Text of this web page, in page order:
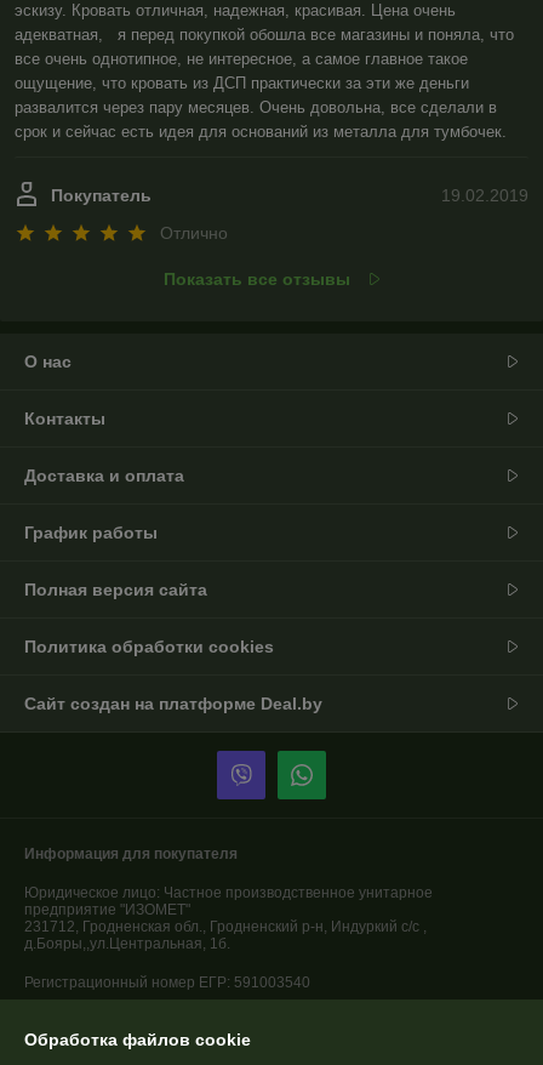
эскизу. Кровать отличная, надежная, красивая. Цена очень
адекватная,   я перед покупкой обошла все магазины и поняла, что
все очень однотипное, не интересное, а самое главное такое
ощущение, что кровать из ДСП практически за эти же деньги
развалится через пару месяцев. Очень довольна, все сделали в
срок и сейчас есть идея для оснований из металла для тумбочек.
19.02.2019
Покупатель
Отлично
Показать все отзывы
О нас
Контакты
Доставка и оплата
График работы
Полная версия сайта
Политика обработки cookies
Сайт создан на платформе Deal.by
Информация для покупателя
Юридическое лицо: Частное производственное унитарное
предприятие "ИЗОМЕТ"
231712, Гродненская обл., Гродненский р-н, Индуркий с/с ,
д.Бояры,,ул.Центральная, 1б.
Регистрационный номер ЕГР: 591003540
Обработка файлов cookie